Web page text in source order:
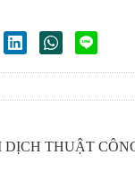
DỊCH THUẬT